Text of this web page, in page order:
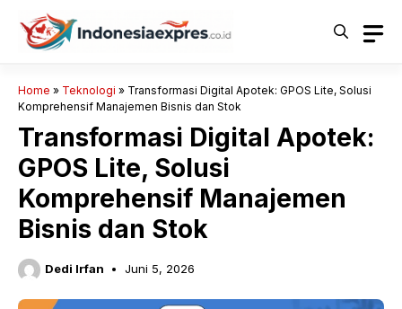
Langsung
Home » Teknologi » Transformasi Digital Apotek: GPOS Lite, Solusi
Komprehensif Manajemen Bisnis dan Stok
Transformasi Digital Apotek:
GPOS Lite, Solusi
Komprehensif Manajemen
Bisnis dan Stok
Dedi Irfan Juni 5, 2026